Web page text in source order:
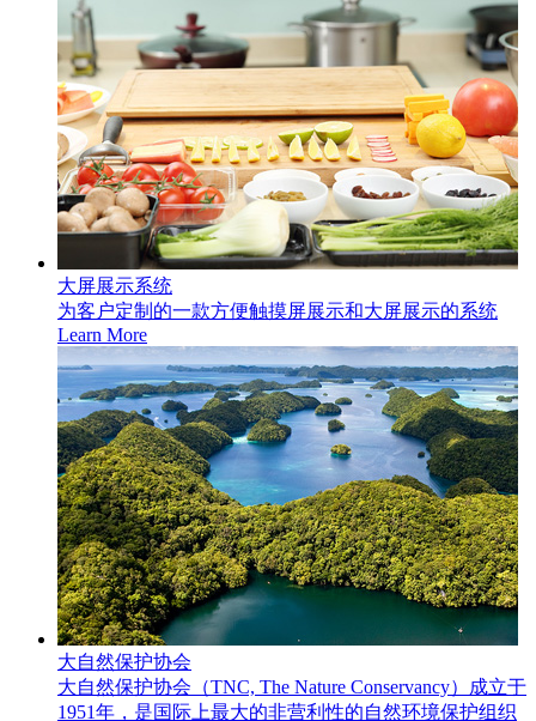
大屏展示系统
为客户定制的一款方便触摸屏展示和大屏展示的系统
Learn More
大自然保护协会
大自然保护协会（TNC, The Nature Conservancy）成立于
1951年，是国际上最大的非营利性的自然环境保护组织